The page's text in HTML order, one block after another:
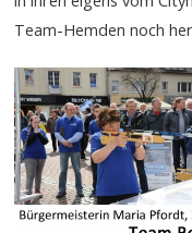
Team-Hemden noch